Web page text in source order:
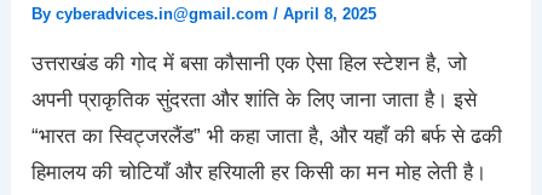
Bycyberadvices.in@gmail.com/April 8, 2025
उत्तराखंड की गोद में बसा कौसानी एक ऐसा हिल स्टेशन है, जो
अपनी प्राकृतिक सुंदरता और शांति के लिए जाना जाता है। इसे
“भारत का स्विट्जरलैंड” भी कहा जाता है, और यहाँ की बर्फ से ढकी
हिमालय की चोटियाँ और हरियाली हर किसी का मन मोह लेती है।